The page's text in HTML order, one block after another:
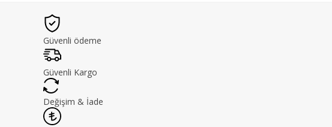
Güvenli ödeme
Güvenli Kargo
Değişim & İade